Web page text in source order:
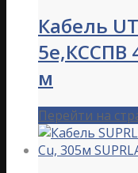
Кабель
5e,КССПВ
м
Перейти на